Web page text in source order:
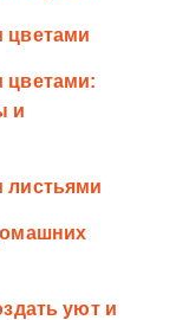
цветами
цветами:
и
листьями
уют и